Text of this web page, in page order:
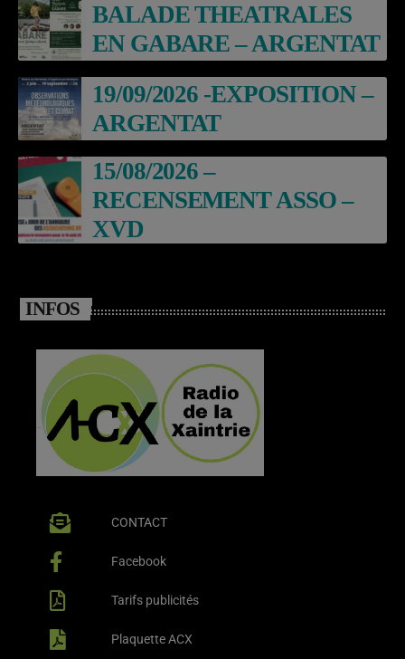
BALADE THEATRALES
EN GABARE – ARGENTAT
19/09/2026 -EXPOSITION –
ARGENTAT
15/08/2026 –
RECENSEMENT ASSO –
XVD
INFOS
CONTACT
Facebook
Tarifs publicités
Plaquette ACX